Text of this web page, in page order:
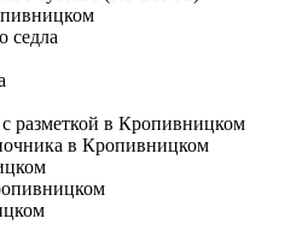
седла
разметкой в Кропивницком
в Кропивницком